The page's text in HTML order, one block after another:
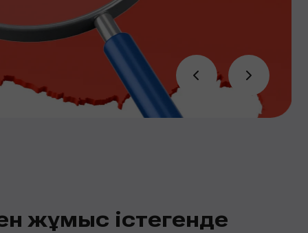
жұмыс істегенде